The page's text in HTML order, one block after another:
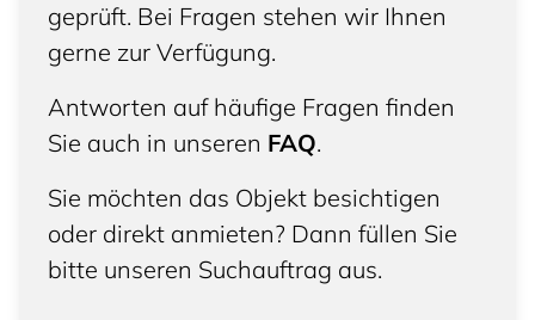
geprüft. Bei Fragen stehen wir Ihnen
gerne zur Verfügung.
Antworten auf häufige Fragen finden
Sie auch in unseren FAQ.
Sie möchten das Objekt besichtigen
oder direkt anmieten? Dann füllen Sie
bitte unseren Suchauftrag aus.